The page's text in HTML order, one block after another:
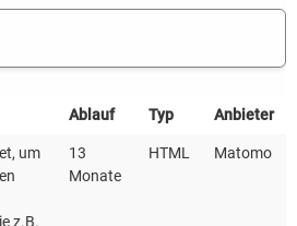
Ablauf Typ Anbieter
um
z.B.
13
Monate
HTML Matomo